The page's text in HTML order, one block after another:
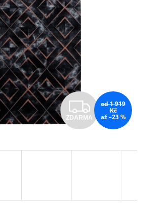
Z
D
A
ZDARMA
od 1 919
Kč
až –23 %